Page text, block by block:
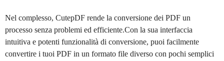
Nel complesso, CutepDF rende la conversione dei PDF un
processo senza problemi ed efficiente.Con la sua interfaccia
intuitiva e potenti funzionalità di conversione, puoi facilmente
convertire i tuoi PDF in un formato file diverso con pochi semplici